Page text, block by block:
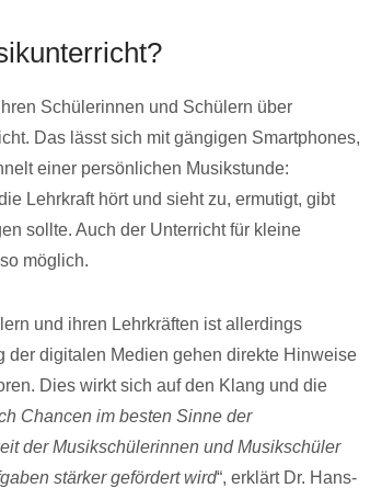
Schülerinnen und Schülern über
Das lässt sich mit gängigen Smartphones,
einer persönlichen Musikstunde:
Lehrkraft hört und sieht zu, ermutigt, gibt
sollte. Auch der Unterricht für kleine
möglich.
und ihren Lehrkräften ist allerdings
der digitalen Medien gehen direkte Hinweise
Dies wirkt sich auf den Klang und die
Chancen im besten Sinne der
der Musikschülerinnen und Musikschüler
stärker gefördert wird“, erklärt Dr. Hans-